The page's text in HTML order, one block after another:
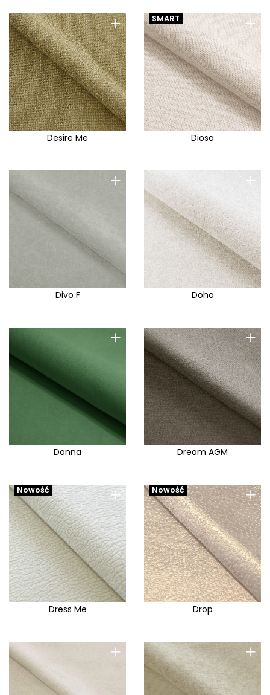
+
Desire Me
+
SMART
Diosa
+
Divo F
+
Doha
+
Donna
+
Dream AGM
+
Nowość
Dress Me
+
Nowość
Drop
+ +